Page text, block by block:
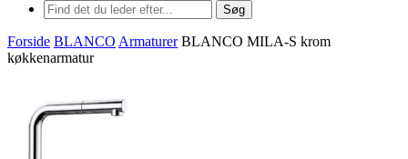
Søg
Forside BLANCO Armaturer BLANCO MILA-S krom
køkkenarmatur